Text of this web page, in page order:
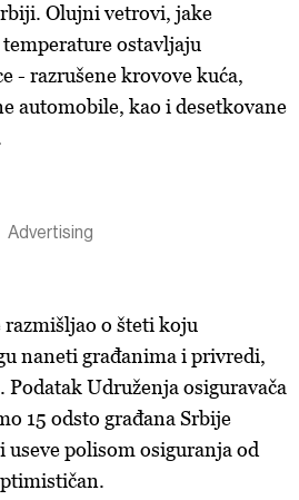
Olujni vetrovi, jake
ostavljaju
- razrušene krovove kuća,
automobile, kao i desetkovane
o šteti koju
naneti građanima i privredi,
Podatak Udruženja osiguravača
15 odsto građana Srbije
polisom osiguranja od